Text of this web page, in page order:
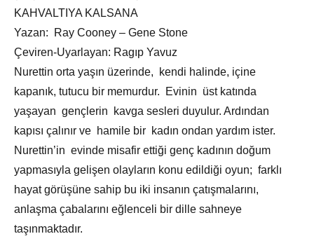
KAHVALTIYA KALSANA
Yazan: Ray Cooney – Gene Stone
Çeviren-Uyarlayan: Ragıp Yavuz
Nurettin orta yaşın üzerinde, kendi halinde, içine
kapanık, tutucu bir memurdur. Evinin üst katında
yaşayan gençlerin kavga sesleri duyulur. Ardından
kapısı çalınır ve hamile bir kadın ondan yardım ister.
Nurettin’in evinde misafir ettiği genç kadının doğum
yapmasıyla gelişen olayların konu edildiği oyun; farklı
hayat görüşüne sahip bu iki insanın çatışmalarını,
anlaşma çabalarını eğlenceli bir dille sahneye
taşınmaktadır.